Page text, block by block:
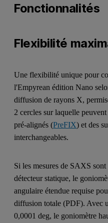
Fonctionnalités
Flexibilité
Une flexibilité unique pour
l'Empyrean édition Nano
diffusion de rayons X,
2 cercles sur laquelle
pré-alignés (PreFIX) et des
interchangeables.
Si les mesures de SAXS
détecteur statique, le
angulaire étendue requise
diffusion totale (PDF). Avec
0,0001 deg, le goniomètre